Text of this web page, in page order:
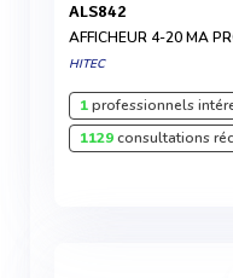
ALS842
AFFICHEUR 4-20 MA
HITEC
1professionnels
1129consultations